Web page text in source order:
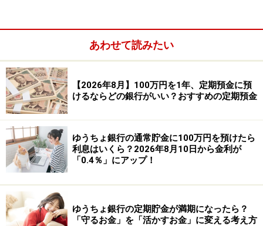
※新規口座開設であれば、「新規口座開設優遇プラン ス
ターワン円定期預金」が利用でき、1年ものの金利が年
1.28％になる。預入金額50万円以上で、インターネット
限定。預入期限は口座開設日の翌々月末まで。
③愛媛銀行 四国八十八カ所支店
商品名：
金利：1.15％
あわせて読みたい
【2026年8月】100万円を1年、定期預金に預
けるならどの銀行がいい？おすすめの定期預金
ゆうちょ銀行の通常貯金に100万円を預けたら
利息はいくら？2026年8月10日から金利が
「0.4％」にアップ！
ゆうちょ銀行の定期貯金が満期になったら？
「守るお金」を「活かすお金」に変える考え方